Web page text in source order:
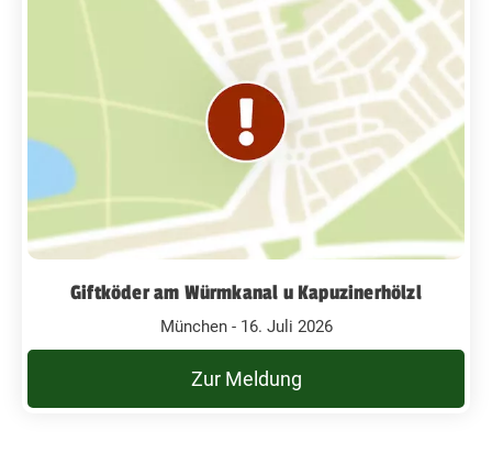
Giftköder am Würmkanal u Kapuzinerhölzl
München - 16. Juli 2026
Zur Meldung